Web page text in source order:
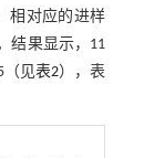
相对应的进样
结果显示，11
（见表2），表